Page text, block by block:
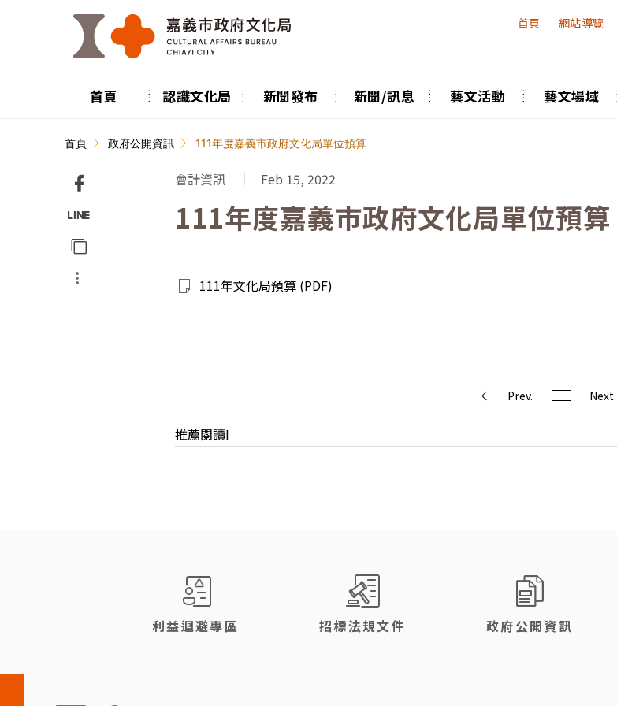
首頁 網站導覽
首頁 認識文化局 新聞發布 新聞/訊息 藝文活動 藝文場域
首頁 政府公開資訊 111年度嘉義市政府文化局單位預算
Facebook
Line
分享
複製
會計資訊 Feb 15, 2022
111年度嘉義市政府文化局單位預算
111年文化局預算 (PDF)
Prev. 文章列表Next.
推薦閱讀I
利益迴避專區 招標法規文件 政府公開資訊